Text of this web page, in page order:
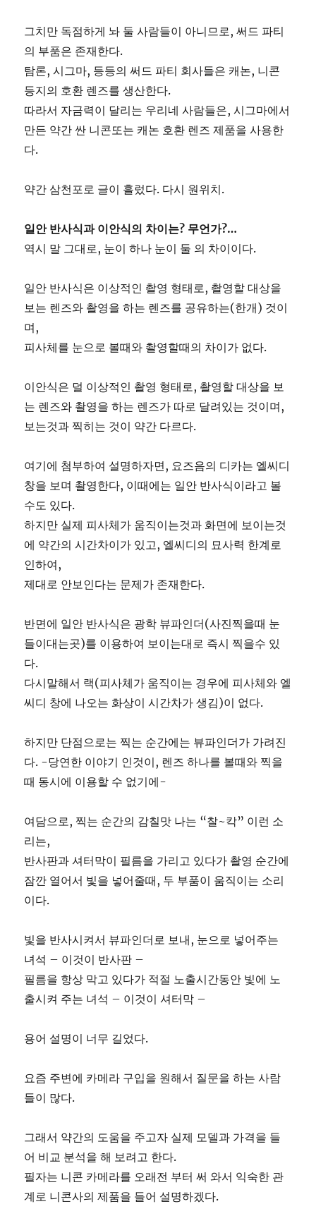
그치만 독점하게 놔 둘 사람들이 아니므로, 써드 파티
의 부품은 존재한다.
탐론, 시그마, 등등의 써드 파티 회사들은 캐논, 니콘
등지의 호환 렌즈를 생산한다.
따라서 자금력이 달리는 우리네 사람들은, 시그마에서
만든 약간 싼 니콘또는 캐논 호환 렌즈 제품을 사용한
다.
약간 삼천포로 글이 흘렀다. 다시 원위치.
일안 반사식과 이안식의 차이는? 무언가?…
역시 말 그대로, 눈이 하나 눈이 둘 의 차이이다.
일안 반사식은 이상적인 촬영 형태로, 촬영할 대상을
보는 렌즈와 촬영을 하는 렌즈를 공유하는(한개) 것이
며,
피사체를 눈으로 볼때와 촬영할때의 차이가 없다.
이안식은 덜 이상적인 촬영 형태로, 촬영할 대상을 보
는 렌즈와 촬영을 하는 렌즈가 따로 달려있는 것이며,
보는것과 찍히는 것이 약간 다르다.
여기에 첨부하여 설명하자면, 요즈음의 디카는 엘씨디
창을 보며 촬영한다, 이때에는 일안 반사식이라고 볼
수도 있다.
하지만 실제 피사체가 움직이는것과 화면에 보이는것
에 약간의 시간차이가 있고, 엘씨디의 묘사력 한계로
인하여,
제대로 안보인다는 문제가 존재한다.
반면에 일안 반사식은 광학 뷰파인더(사진찍을때 눈
들이대는곳)를 이용하여 보이는대로 즉시 찍을수 있
다.
다시말해서 랙(피사체가 움직이는 경우에 피사체와 엘
씨디 창에 나오는 화상이 시간차가 생김)이 없다.
하지만 단점으로는 찍는 순간에는 뷰파인더가 가려진
다. -당연한 이야기 인것이, 렌즈 하나를 볼때와 찍을
때 동시에 이용할 수 없기에-
여담으로, 찍는 순간의 감칠맛 나는 “찰~칵” 이런 소
리는,
반사판과 셔터막이 필름을 가리고 있다가 촬영 순간에
잠깐 열어서 빛을 넣어줄때, 두 부품이 움직이는 소리
이다.
빛을 반사시켜서 뷰파인더로 보내, 눈으로 넣어주는
녀석 – 이것이 반사판 –
필름을 항상 막고 있다가 적절 노출시간동안 빛에 노
출시켜 주는 녀석 – 이것이 셔터막 –
용어 설명이 너무 길었다.
요즘 주변에 카메라 구입을 원해서 질문을 하는 사람
들이 많다.
그래서 약간의 도움을 주고자 실제 모델과 가격을 들
어 비교 분석을 해 보려고 한다.
필자는 니콘 카메라를 오래전 부터 써 와서 익숙한 관
계로 니콘사의 제품을 들어 설명하겠다.